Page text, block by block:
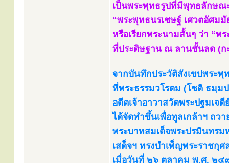
เป็นพระพุทธรูปที่มีพุทธลักษณ
“พระพุทธนรเชษฐ์ เศวตอัศม
หรือเรียกพระนามสั้นๆ ว่า “พ
ที่ประดิษฐาน ณ ลานชั้นลด (ก
จากบันทึกประวัติสังเขปพระพุ
ที่พระธรรมวโรดม (โชติ ธมฺม
อดีตเจ้าอาวาสวัดพระปฐมเจ
ได้จัดทำขึ้นเพื่อทูลเกล้าฯ ถว
พระบาทสมเด็จพระปรมินทร
เสด็จฯ ทรงบำเพ็ญพระราชกุศ
เมื่อวันที่ ๒๖ ตุลาคม พ.ศ. ๒๔